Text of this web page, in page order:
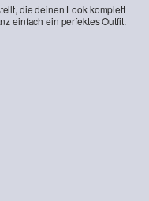
die deinen Look komplett
einfach ein perfektes Outfit.